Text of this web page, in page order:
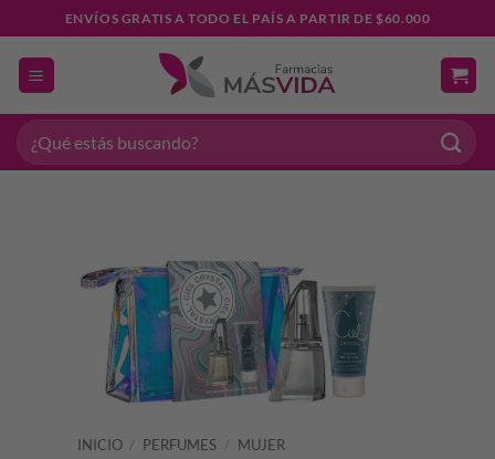
al
contenido
ENVÍOS GRATIS A TODO EL PAÍS A PARTIR DE $60.000
Buscar
por:
INICIO / PERFUMES / MUJER